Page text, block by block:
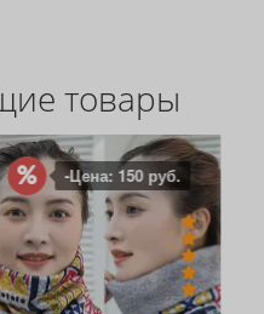
товары